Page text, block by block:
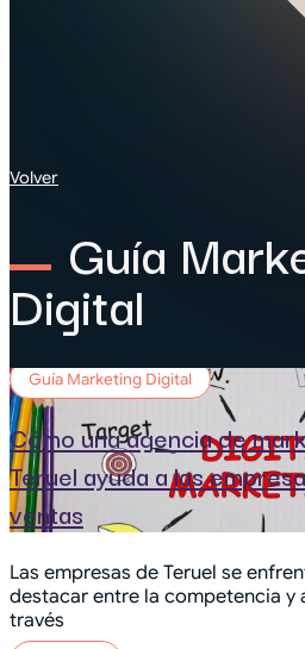
Volver
Guía
Digital
Guía Marketing Digital
Cómo una agencia de
Teruel ayuda a las
ventas
Las empresas de Teruel se
destacar entre la competencia y
través